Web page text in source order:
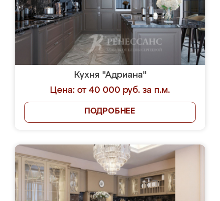
Кухня "Адриана"
Цена: от 40 000 руб. за п.м.
ПОДРОБНЕЕ